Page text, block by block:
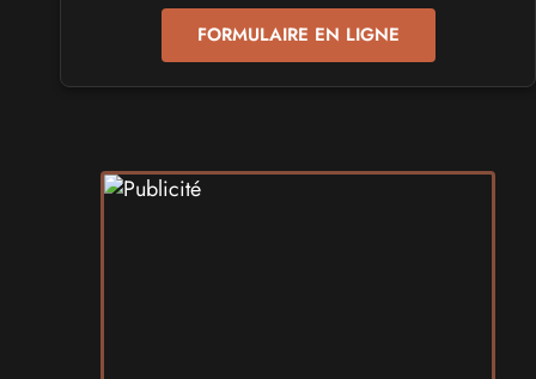
SALONS & CONVENTIONS GEEKS
Play Azur Festival 2027
SALONS & CONVENTIONS GEEKS
Art To Play 2026
FORMULAIRE EN LIGNE